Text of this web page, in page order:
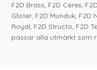
F2D Brass, F2D Ceres,
Glister, F2D Munduk, F2D
Royal, F2D Structo, F2D
passar alla utmärkt som